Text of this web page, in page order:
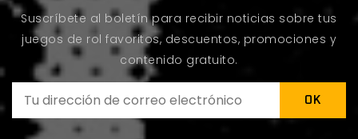
Suscríbete al boletín para recibir noticias sobre tus
juegos de rol favoritos, descuentos, promociones y
contenido gratuito.